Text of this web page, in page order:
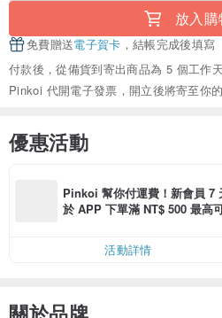
放入
免費贈送電子賀卡 ，結帳完成後填寫
付款後，從備貨到寄出商品為 5 個工作
Pinkoi 代開電子發票，開立後將寄至你
優惠活動
Pinkoi 幫你付運費！新會員 7
於 APP 下單滿 NT$ 500 最高
活動詳情